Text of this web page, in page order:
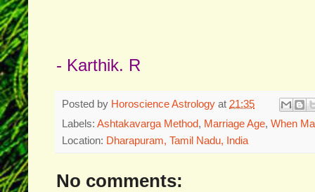
- Karthik. R
Posted by Horoscience Astrology at 21:35
Labels: Ashtakavarga Method, Marriage Age, When
Location: Dharapuram, Tamil Nadu, India
No comments: